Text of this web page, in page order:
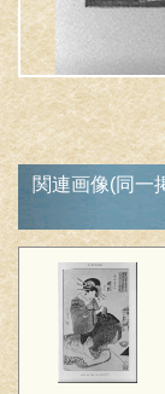
関連画像(同一